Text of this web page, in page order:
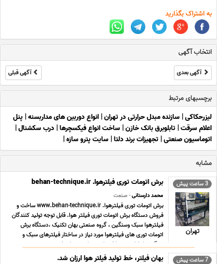
به اشتراک بگذارید
انتخاب آگهی
آگهی بعدی آگهی قبلی
برچسبهای مرتبط
لیزرحکاکی| سازنده مبدل حرارتی در تهران| انواع دوربین های مداربسنه| پنل
اعلام سرقت| تابلوبرق بانک خازن| ساخت انواع فیکسچرها| درب سکشنال|
اتوماسیون صنعتی| تجهیزات برند دلتا| سایت پترو سازه|
مشابه
3 ساعت پیش
تهران
برش اتومات توری فیلترهوا. behan-technique.ir
محمد دارستانی- صنعت
برش اتومات توری فیلترهوا. www.behan-technique.ir ساخت و
فروش دستگاه برش اتومات توری فیلتر هوا. قابل توجه تولید کنندگان
فیلترهوا سبک وسنگین ، گروه صنعتی بهان تکنیک ،دستگاه برش
اتومات توری های فیلترهوا مورد نیاز در ساختار فیلترهای سبک و
سنگین را طراحی و ساخته است . که میتواند ضم ... ...
7 ساعت پیش بهان فیلتر، خط تولید فیلتر هوا ارزان شد.